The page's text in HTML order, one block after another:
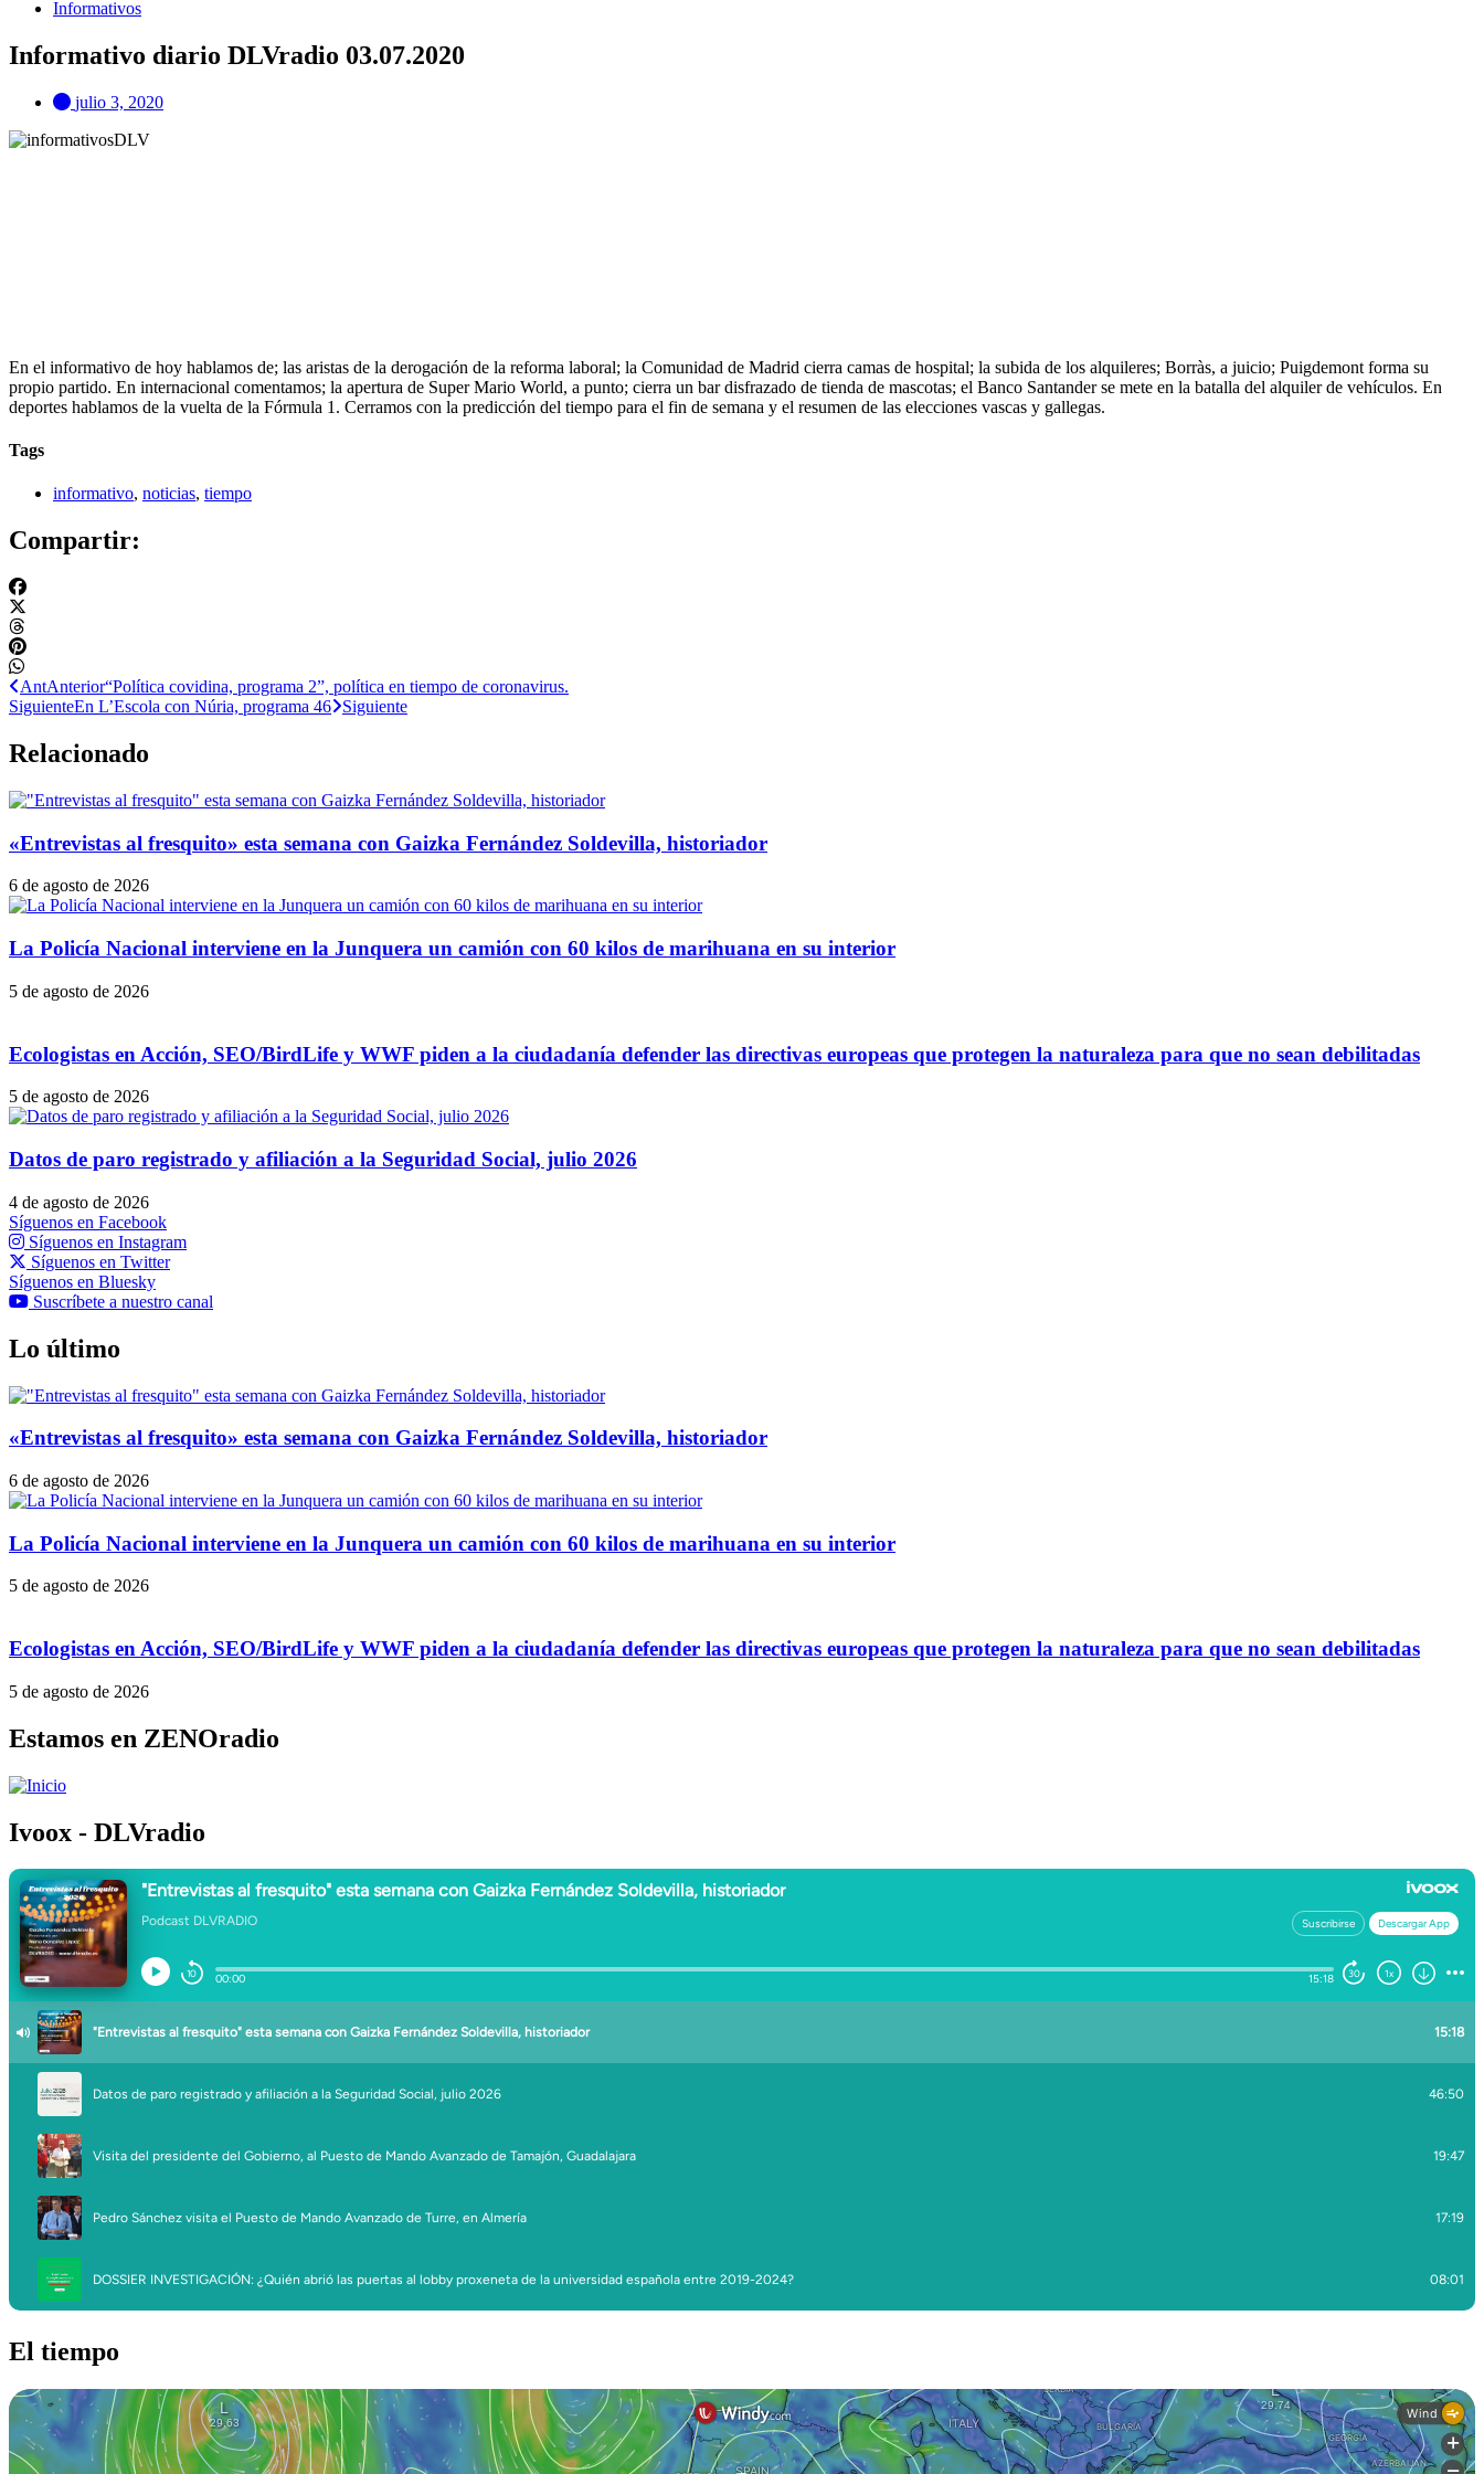
Informativos
Informativo diario DLVradio 03.07.2020
julio 3, 2020
En el informativo de hoy hablamos de; las aristas de la derogación de la reforma laboral; la Comunidad de Madrid cierra camas de hospital; la subida de los alquileres; Borràs, a juicio; Puigdemont forma su
propio partido. En internacional comentamos; la apertura de Super Mario World, a punto; cierra un bar disfrazado de tienda de mascotas; el Banco Santander se mete en la batalla del alquiler de vehículos. En
deportes hablamos de la vuelta de la Fórmula 1. Cerramos con la predicción del tiempo para el fin de semana y el resumen de las elecciones vascas y gallegas.
Tags
informativo, noticias, tiempo
Compartir:
AntAnterior“Política covidina, programa 2”, política en tiempo de coronavirus.
SiguienteEn L’Escola con Núria, programa 46 Siguiente
Relacionado
«Entrevistas al fresquito» esta semana con Gaizka Fernández Soldevilla, historiador
6 de agosto de 2026
La Policía Nacional interviene en la Junquera un camión con 60 kilos de marihuana en su interior
5 de agosto de 2026
Ecologistas en Acción, SEO/BirdLife y WWF piden a la ciudadanía defender las directivas europeas que protegen la naturaleza para que no sean debilitadas
5 de agosto de 2026
Datos de paro registrado y afiliación a la Seguridad Social, julio 2026
4 de agosto de 2026
Síguenos en Facebook
Síguenos en Instagram
Síguenos en Twitter
Síguenos en Bluesky
Suscríbete a nuestro canal
Lo último
«Entrevistas al fresquito» esta semana con Gaizka Fernández Soldevilla, historiador
6 de agosto de 2026
La Policía Nacional interviene en la Junquera un camión con 60 kilos de marihuana en su interior
5 de agosto de 2026
Ecologistas en Acción, SEO/BirdLife y WWF piden a la ciudadanía defender las directivas europeas que protegen la naturaleza para que no sean debilitadas
5 de agosto de 2026
Estamos en ZENOradio
Ivoox - DLVradio
El tiempo